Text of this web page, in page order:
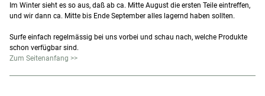
Im Winter sieht es so aus, daß ab ca. Mitte August die ersten Teile eintreffen,
und wir dann ca. Mitte bis Ende September alles lagernd haben sollten.
Surfe einfach regelmässig bei uns vorbei und schau nach, welche Produkte
schon verfügbar sind.
Zum Seitenanfang >>